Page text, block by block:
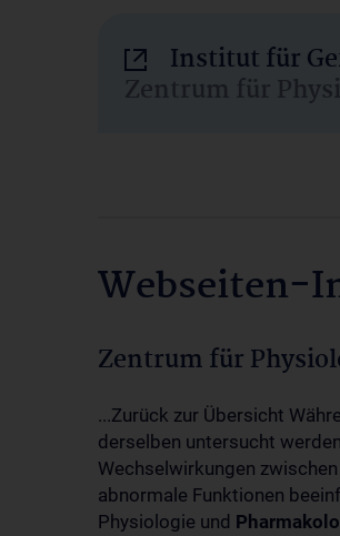
Institut für
Zentrum für
Webseiten-
Zentrum für
...Zurück zur Übersicht
derselben untersucht
Wechselwirkungen
abnormale Funktionen
Physiologie und